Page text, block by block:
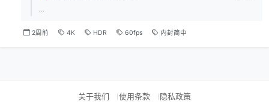
...
2周前 4K HDR 60fps 内封简中
关于我们 使用条款 隐私政策